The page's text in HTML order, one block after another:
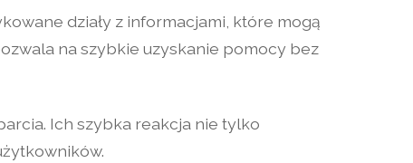
działy z informacjami, które mogą
na szybkie uzyskanie pomocy bez
Ich szybka reakcja nie tylko